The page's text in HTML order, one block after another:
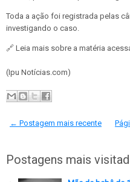
Toda a ação foi registrada pelas
investigando o caso.
🔗 Leia mais sobre a matéria
(Ipu Notícias.com)
← Postagem mais recente
Postagens mais